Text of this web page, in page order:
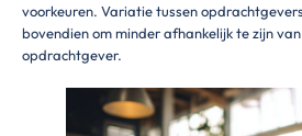
voorkeuren. Variatie tussen
bovendien om minder afhankelijk te zijn
opdrachtgever.